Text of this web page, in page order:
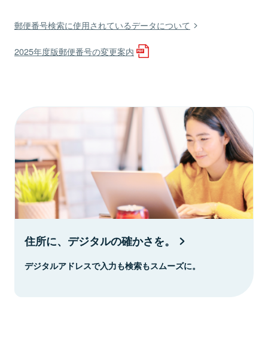
郵便番号検索に使用されているデータについて
2025年度版郵便番号の変更案内
住所に、デジタルの確かさを。
デジタルアドレスで入力も検索もスムーズに。